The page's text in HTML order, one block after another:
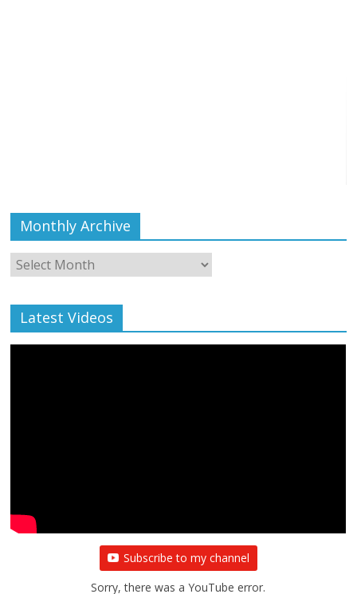
Monthly Archive
Monthly
Archive
Latest Videos
Subscribe to my channel
Sorry, there was a YouTube error.